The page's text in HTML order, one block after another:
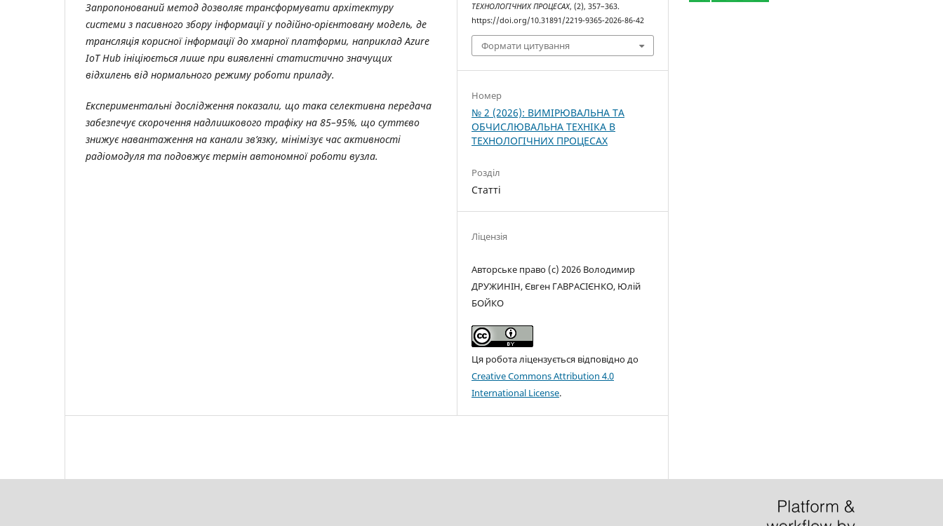
Запропонований метод дозволяє трансформувати архітектуру
системи з пасивного збору інформації у подійно-орієнтовану модель, де
трансляція корисної інформації до хмарної платформи, наприклад Azure
IoT Hub ініціюється лише при виявленні статистично значущих
відхилень від нормального режиму роботи приладу.
Експериментальні дослідження показали, що така селективна передача
забезпечує скорочення надлишкового трафіку на 85–95%, що суттєво
знижує навантаження на канали зв’язку, мінімізує час активності
радіомодуля та подовжує термін автономної роботи вузла.
ТЕХНОЛОГІЧНИХ ПРОЦЕСАХ, (2), 357–363.
https://doi.org/10.31891/2219-9365-2026-86-42
Формати цитування
Номер
№ 2 (2026): ВИМІРЮВАЛЬНА ТА
ОБЧИСЛЮВАЛЬНА ТЕХНІКА В
ТЕХНОЛОГІЧНИХ ПРОЦЕСАХ
Розділ
Статті
Ліцензія
Авторське право (c) 2026 Володимир
ДРУЖИНІН, Євген ГАВРАСІЄНКО, Юлій
БОЙКО
Ця робота ліцензується відповідно до
Creative Commons Attribution 4.0
International License.